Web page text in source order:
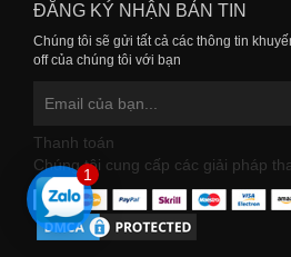
1
ĐĂNG KÝ NHẬN BẢN TIN
Chúng tôi sẽ gửi tất cả các thông tin
off của chúng tôi với bạn
Thanh toán
Chúng tôi cung cấp các giải pháp